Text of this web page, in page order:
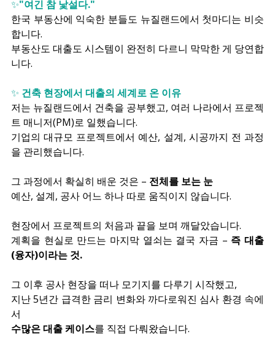
✨"여긴 참 낯설다."
한국 부동산에 익숙한 분들도 뉴질랜드에서 첫마디는 비슷
합니다.
부동산도 대출도 시스템이 완전히 다르니 막막한 게 당연합
니다.
✨ 건축 현장에서 대출의 세계로 온 이유
저는 뉴질랜드에서 건축을 공부했고, 여러 나라에서 프로젝
트 매니저(PM)로 일했습니다.
기업의 대규모 프로젝트에서 예산, 설계, 시공까지 전 과정
을 관리했습니다.
그 과정에서 확실히 배운 것은 – 전체를 보는 눈
예산, 설계, 공사 어느 하나 따로 움직이지 않습니다.
현장에서 프로젝트의 처음과 끝을 보며 깨달았습니다.
계획을 현실로 만드는 마지막 열쇠는 결국 자금 – 즉 대출
(융자)이라는 것.
그 이후 공사 현장을 떠나 모기지를 다루기 시작했고,
지난 5년간 급격한 금리 변화와 까다로워진 심사 환경 속에
서
수많은 대출 케이스를 직접 다뤄왔습니다.